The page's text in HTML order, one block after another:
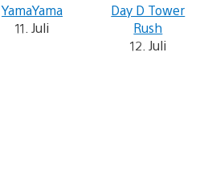
YamaYama
11. Juli
Day D Tower
Rush
12. Juli